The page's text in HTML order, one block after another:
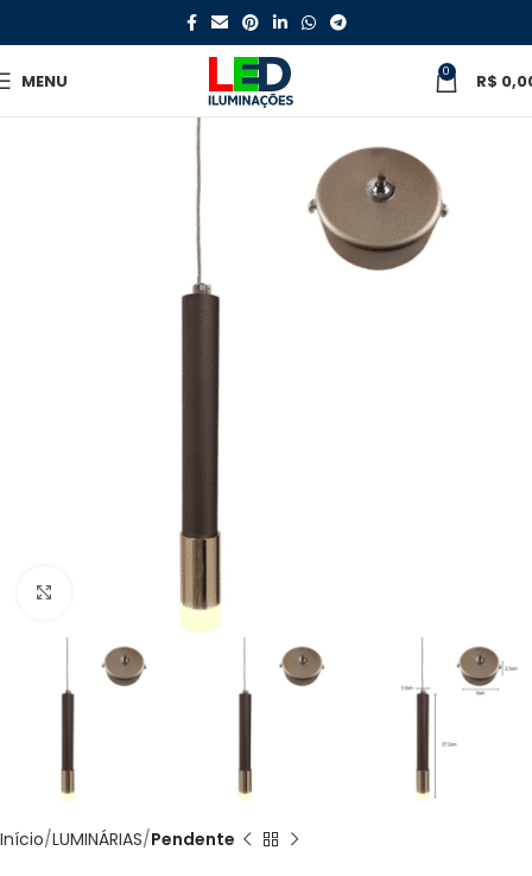
MENU 0 R$
Click to enlarge
Início LUMINÁRIAS Pendente